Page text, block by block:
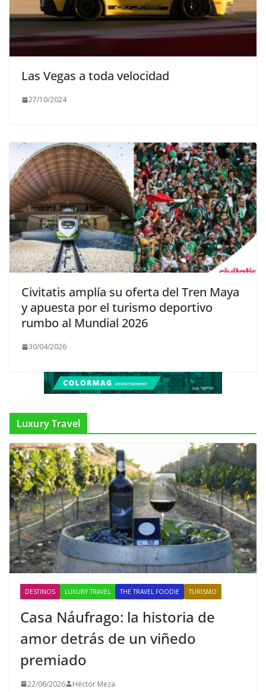
Las Vegas a toda velocidad
27/10/2024
Civitatis amplía su oferta del Tren Maya
y apuesta por el turismo deportivo
rumbo al Mundial 2026
30/04/2026
Luxury Travel
DESTINOS LUXURY TRAVEL THE TRAVEL FOODIE TURISMO
Casa Náufrago: la historia de
amor detrás de un viñedo
premiado
22/06/2026 Héctor Meza